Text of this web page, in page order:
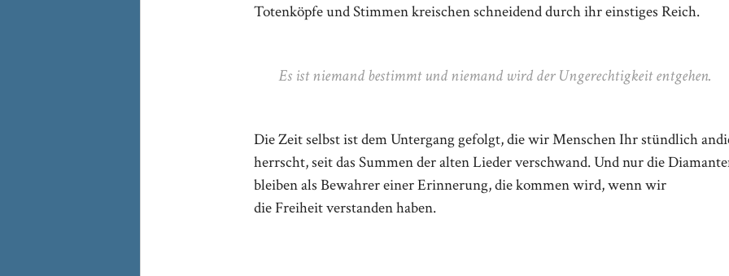
Totenköpfe und Stimmen kreischen schneidend durch ihr einstiges Reich.
Es ist niemand bestimmt und niemand wird der Ungerechtigkeit entgehen.
Die Zeit selbst ist dem Untergang gefolgt, die wir Menschen Ihr stündlich
herrscht, seit das Summen der alten Lieder verschwand. Und nur die
bleiben als Bewahrer einer Erinnerung, die kommen wird, wenn wir
die Freiheit verstanden haben.